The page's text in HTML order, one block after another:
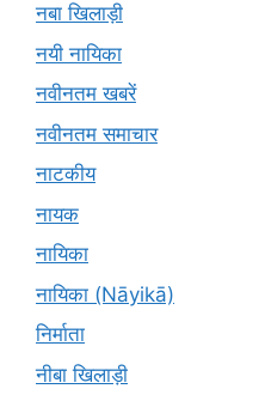
नबा खिलाड़ी
नयी नायिका
नवीनतम खबरें
नवीनतम समाचार
नाटकीय
नायक
नायिका
नायिका (Nāyikā)
निर्माता
नीबा खिलाड़ी